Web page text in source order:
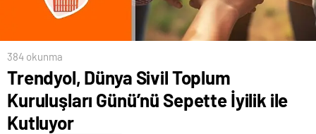
384 okunma
Trendyol, Dünya Sivil Toplum
Kuruluşları Günü’nü Sepette İyilik ile
Kutluyor